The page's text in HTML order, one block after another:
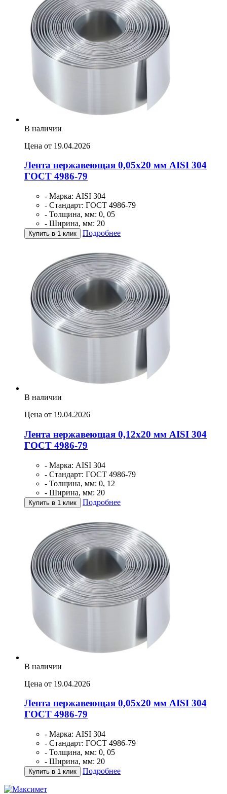
В наличии
Цена от 19.04.2026
Лента нержавеющая 0,05х20 мм AISI 304
ГОСТ 4986-79
- Марка: AISI 304
- Стандарт: ГОСТ 4986-79
- Толщина, мм: 0, 05
- Ширина, мм: 20
Купить в 1 клик Подробнее
В наличии
Цена от 19.04.2026
Лента нержавеющая 0,12х20 мм AISI 304
ГОСТ 4986-79
- Марка: AISI 304
- Стандарт: ГОСТ 4986-79
- Толщина, мм: 0, 12
- Ширина, мм: 20
Купить в 1 клик Подробнее
В наличии
Цена от 19.04.2026
Лента нержавеющая 0,05х20 мм AISI 304
ГОСТ 4986-79
- Марка: AISI 304
- Стандарт: ГОСТ 4986-79
- Толщина, мм: 0, 05
- Ширина, мм: 20
Купить в 1 клик Подробнее